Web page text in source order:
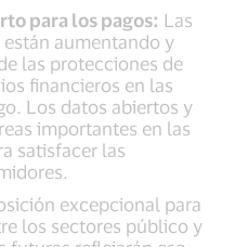
para los pagos: Las
aumentando y
las protecciones de
financieros en las
Los datos abiertos y
importantes en las
satisfacer las
excepcional para
los sectores público y